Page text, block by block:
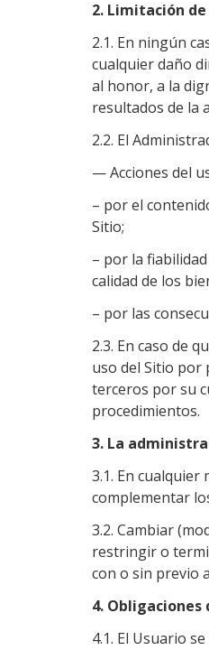
2. Limitación
2.1. En ningún
cualquier daño
al honor, a la
resultados de la
2.2. El
— Acciones del
– por el
Sitio;
– por la
calidad de los
– por las
2.3. En caso de
uso del Sitio por
terceros por su
procedimientos.
3. La
3.1. En
complementar
3.2. Cambiar
restringir o
con o sin previo
4. Obligaciones
4.1. El Usuario